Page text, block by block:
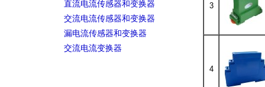
直流电流传感器和变换器
交流电流传感器和变换器
漏电流传感器和变换器
交流电流变换器
3
4